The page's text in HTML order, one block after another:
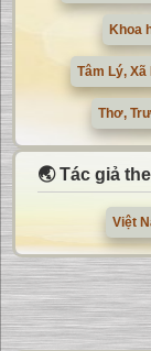
Khoa
Tâm Lý,
Thơ,
🌏 Tác giả
Việt